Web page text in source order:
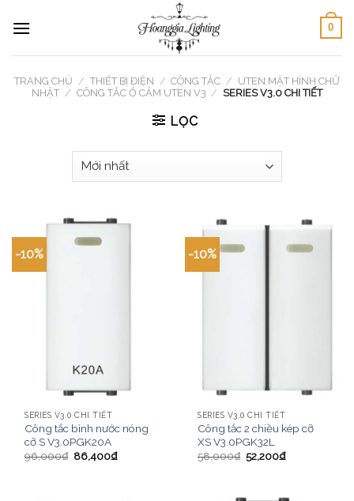
0
TRANG CHỦ / THIẾT BỊ ĐIỆN / CÔNG TẮC / UTEN MẶT HÌNH CHỮ
NHẬT / CÔNG TẮC Ổ CẮM UTEN V3 / SERIES V3.0 CHI TIẾT
LỌC
-10%
SERIES V3.0 CHI TIẾT
Công tắc bình nước nóng
cỡ S V3.0PGK20A
96,000₫ 86,400₫
-10%
SERIES V3.0 CHI TIẾT
Công tắc 2 chiều kép cỡ
XS V3.0PGK32L
58,000₫ 52,200₫